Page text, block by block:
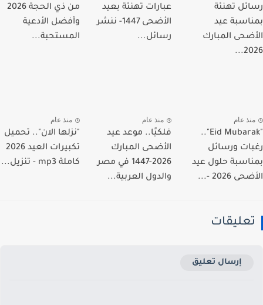
تهنئة
عيد
المبارك
عبارات تهنئة بعيد
الأضحى 1447- ننشر
رسائل...
من ذي الحجة 2026
وأفضل الأدعية
المستحبة...
عام
"Eid Mubarak"..
ورسائل
حلول عيد
2026 -...
منذ عام
فلكيًا.. موعد عيد
الأضحى المبارك
2026-1447 في مصر
والدول العربية...
منذ عام
"نزلها الان".. تحميل
تكبيرات العيد 2026
كاملة mp3 - تنزيل...
إرسال تعليق